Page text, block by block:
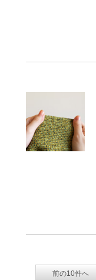
前の10件へ